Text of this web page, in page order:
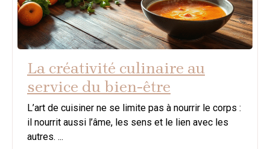
La créativité culinaire au
service du bien-être
L’art de cuisiner ne se limite pas à nourrir le corps :
il nourrit aussi l’âme, les sens et le lien avec les
autres. ...